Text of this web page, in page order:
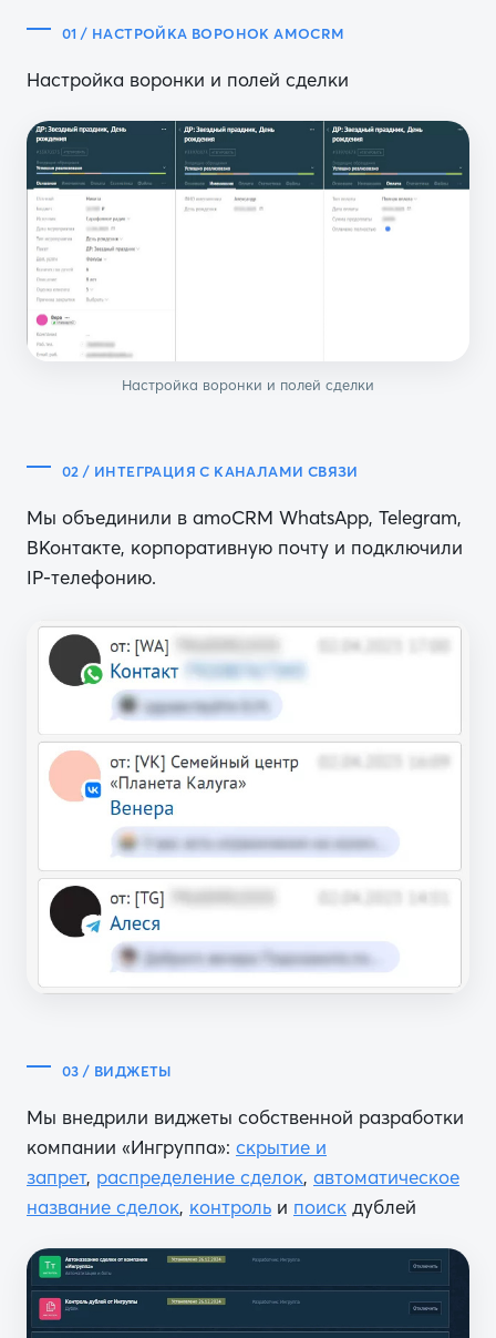
01 / НАСТРОЙКА ВОРОНОК AMOCRM
Настройка воронки и полей сделки
Настройка воронки и полей сделки
02 / ИНТЕГРАЦИЯ С КАНАЛАМИ СВЯЗИ
Мы объединили в amoCRM WhatsApp, Telegram,
ВКонтакте, корпоративную почту и подключили
IP-телефонию.
03 / ВИДЖЕТЫ
Мы внедрили виджеты собственной разработки
компании «Ингруппа»: скрытие и
запрет, распределение сделок, автоматическое
название сделок, контроль и поиск дублей